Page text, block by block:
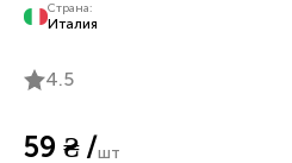
Страна:
Италия
4.5
59 ₴ /шт